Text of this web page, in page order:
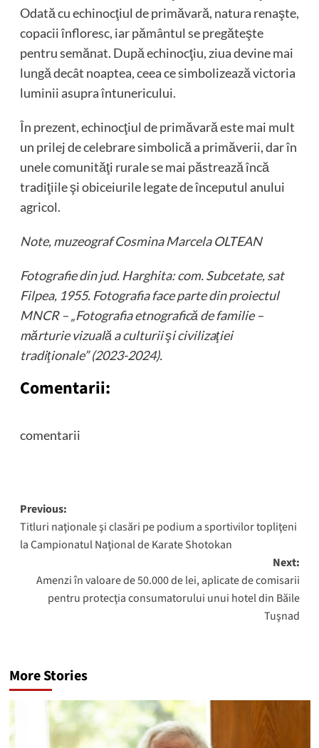
Odată cu echinocţiul de primăvară, natura renaşte,
copacii înfloresc, iar pământul se pregăteşte
pentru semănat. După echinocţiu, ziua devine mai
lungă decât noaptea, ceea ce simbolizează victoria
luminii asupra întunericului.
În prezent, echinocţiul de primăvară este mai mult
un prilej de celebrare simbolică a primăverii, dar în
unele comunităţi rurale se mai păstrează încă
tradiţiile şi obiceiurile legate de începutul anului
agricol.
Note, muzeograf Cosmina Marcela OLTEAN
Fotografie din jud. Harghita: com. Subcetate, sat
Filpea, 1955. Fotografia face parte din proiectul
MNCR – „Fotografia etnografică de familie –
mărturie vizuală a culturii şi civilizaţiei
tradiţionale” (2023-2024).
Comentarii:
comentarii
Post
navigation
Previous:
Titluri naţionale şi clasări pe podium a sportivilor topliţeni
la Campionatul Naţional de Karate Shotokan
Next:
Amenzi în valoare de 50.000 de lei, aplicate de comisarii
pentru protecţia consumatorului unui hotel din Băile
Tuşnad
More Stories